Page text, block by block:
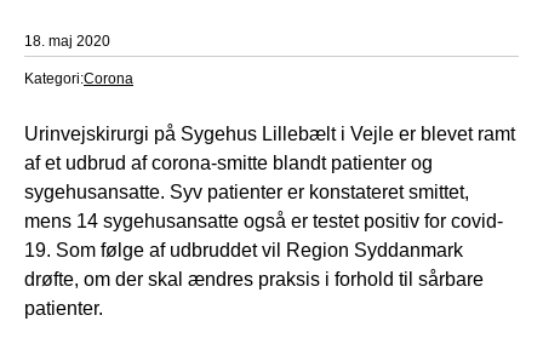
18. maj 2020
Kategori:Corona
Urinvejskirurgi på Sygehus Lillebælt i Vejle er blevet ramt
af et udbrud af corona-smitte blandt patienter og
sygehusansatte. Syv patienter er konstateret smittet,
mens 14 sygehusansatte også er testet positiv for covid-
19. Som følge af udbruddet vil Region Syddanmark
drøfte, om der skal ændres praksis i forhold til sårbare
patienter.